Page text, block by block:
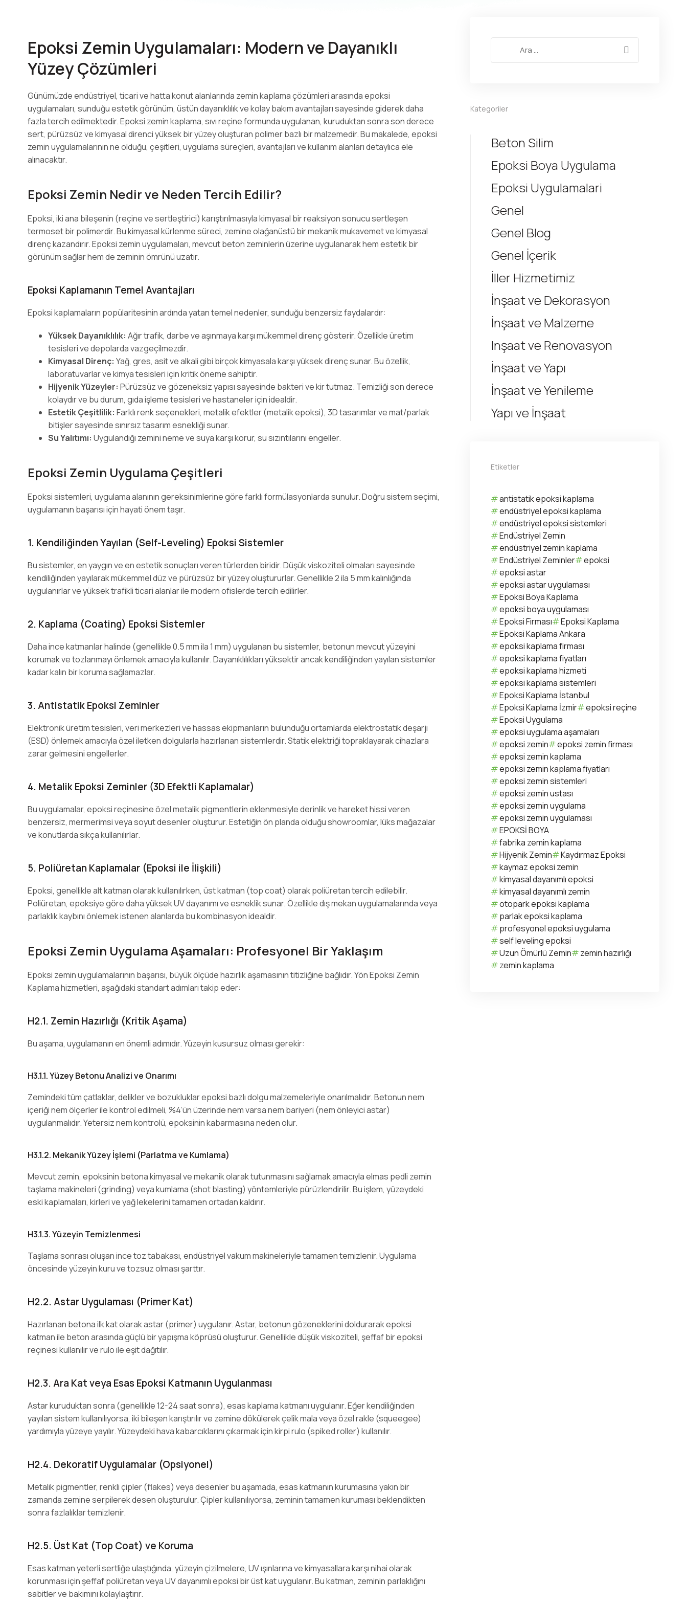
Epoksi Zemin Uygulamaları: Modern ve Dayanıklı
Yüzey Çözümleri
Günümüzde endüstriyel, ticari ve hatta konut alanlarında zemin kaplama çözümleri arasında epoksi
uygulamaları, sunduğu estetik görünüm, üstün dayanıklılık ve kolay bakım avantajları sayesinde giderek daha
fazla tercih edilmektedir. Epoksi zemin kaplama, sıvı reçine formunda uygulanan, kuruduktan sonra son derece
sert, pürüzsüz ve kimyasal direnci yüksek bir yüzey oluşturan polimer bazlı bir malzemedir. Bu makalede, epoksi
zemin uygulamalarının ne olduğu, çeşitleri, uygulama süreçleri, avantajları ve kullanım alanları detaylıca ele
alınacaktır.
Epoksi Zemin Nedir ve Neden Tercih Edilir?
Epoksi, iki ana bileşenin (reçine ve sertleştirici) karıştırılmasıyla kimyasal bir reaksiyon sonucu sertleşen
termoset bir polimerdir. Bu kimyasal kürlenme süreci, zemine olağanüstü bir mekanik mukavemet ve kimyasal
direnç kazandırır. Epoksi zemin uygulamaları, mevcut beton zeminlerin üzerine uygulanarak hem estetik bir
görünüm sağlar hem de zeminin ömrünü uzatır.
Epoksi Kaplamanın Temel Avantajları
Epoksi kaplamaların popülaritesinin ardında yatan temel nedenler, sunduğu benzersiz faydalardır:
Yüksek Dayanıklılık: Ağır trafik, darbe ve aşınmaya karşı mükemmel direnç gösterir. Özellikle üretim
tesisleri ve depolarda vazgeçilmezdir.
Kimyasal Direnç: Yağ, gres, asit ve alkali gibi birçok kimyasala karşı yüksek direnç sunar. Bu özellik,
laboratuvarlar ve kimya tesisleri için kritik öneme sahiptir.
Hijyenik Yüzeyler: Pürüzsüz ve gözeneksiz yapısı sayesinde bakteri ve kir tutmaz. Temizliği son derece
kolaydır ve bu durum, gıda işleme tesisleri ve hastaneler için idealdir.
Estetik Çeşitlilik: Farklı renk seçenekleri, metalik efektler (metalik epoksi), 3D tasarımlar ve mat/parlak
bitişler sayesinde sınırsız tasarım esnekliği sunar.
Su Yalıtımı: Uygulandığı zemini neme ve suya karşı korur, su sızıntılarını engeller.
Epoksi Zemin Uygulama Çeşitleri
Epoksi sistemleri, uygulama alanının gereksinimlerine göre farklı formülasyonlarda sunulur. Doğru sistem seçimi,
uygulamanın başarısı için hayati önem taşır.
1. Kendiliğinden Yayılan (Self-Leveling) Epoksi Sistemler
Bu sistemler, en yaygın ve en estetik sonuçları veren türlerden biridir. Düşük viskoziteli olmaları sayesinde
kendiliğinden yayılarak mükemmel düz ve pürüzsüz bir yüzey oluştururlar. Genellikle 2 ila 5 mm kalınlığında
uygulanırlar ve yüksek trafikli ticari alanlar ile modern ofislerde tercih edilirler.
2. Kaplama (Coating) Epoksi Sistemler
Daha ince katmanlar halinde (genellikle 0.5 mm ila 1 mm) uygulanan bu sistemler, betonun mevcut yüzeyini
korumak ve tozlanmayı önlemek amacıyla kullanılır. Dayanıklılıkları yüksektir ancak kendiliğinden yayılan sistemler
kadar kalın bir koruma sağlamazlar.
3. Antistatik Epoksi Zeminler
Elektronik üretim tesisleri, veri merkezleri ve hassas ekipmanların bulunduğu ortamlarda elektrostatik deşarjı
(ESD) önlemek amacıyla özel iletken dolgularla hazırlanan sistemlerdir. Statik elektriği topraklayarak cihazlara
zarar gelmesini engellerler.
4. Metalik Epoksi Zeminler (3D Efektli Kaplamalar)
Bu uygulamalar, epoksi reçinesine özel metalik pigmentlerin eklenmesiyle derinlik ve hareket hissi veren
benzersiz, mermerimsi veya soyut desenler oluşturur. Estetiğin ön planda olduğu showroomlar, lüks mağazalar
ve konutlarda sıkça kullanılırlar.
5. Poliüretan Kaplamalar (Epoksi ile İlişkili)
Epoksi, genellikle alt katman olarak kullanılırken, üst katman (top coat) olarak poliüretan tercih edilebilir.
Poliüretan, epoksiye göre daha yüksek UV dayanımı ve esneklik sunar. Özellikle dış mekan uygulamalarında veya
parlaklık kaybını önlemek istenen alanlarda bu kombinasyon idealdir.
Epoksi Zemin Uygulama Aşamaları: Profesyonel Bir Yaklaşım
Epoksi zemin uygulamalarının başarısı, büyük ölçüde hazırlık aşamasının titizliğine bağlıdır. Yön Epoksi Zemin
Kaplama hizmetleri, aşağıdaki standart adımları takip eder:
H2.1. Zemin Hazırlığı (Kritik Aşama)
Bu aşama, uygulamanın en önemli adımıdır. Yüzeyin kusursuz olması gerekir:
H3.1.1. Yüzey Betonu Analizi ve Onarımı
Zemindeki tüm çatlaklar, delikler ve bozukluklar epoksi bazlı dolgu malzemeleriyle onarılmalıdır. Betonun nem
içeriği nem ölçerler ile kontrol edilmeli, %4’ün üzerinde nem varsa nem bariyeri (nem önleyici astar)
uygulanmalıdır. Yetersiz nem kontrolü, epoksinin kabarmasına neden olur.
H3.1.2. Mekanik Yüzey İşlemi (Parlatma ve Kumlama)
Mevcut zemin, epoksinin betona kimyasal ve mekanik olarak tutunmasını sağlamak amacıyla elmas pedli zemin
taşlama makineleri (grinding) veya kumlama (shot blasting) yöntemleriyle pürüzlendirilir. Bu işlem, yüzeydeki
eski kaplamaları, kirleri ve yağ lekelerini tamamen ortadan kaldırır.
H3.1.3. Yüzeyin Temizlenmesi
Taşlama sonrası oluşan ince toz tabakası, endüstriyel vakum makineleriyle tamamen temizlenir. Uygulama
öncesinde yüzeyin kuru ve tozsuz olması şarttır.
H2.2. Astar Uygulaması (Primer Kat)
Hazırlanan betona ilk kat olarak astar (primer) uygulanır. Astar, betonun gözeneklerini doldurarak epoksi
katman ile beton arasında güçlü bir yapışma köprüsü oluşturur. Genellikle düşük viskoziteli, şeffaf bir epoksi
reçinesi kullanılır ve rulo ile eşit dağıtılır.
H2.3. Ara Kat veya Esas Epoksi Katmanın Uygulanması
Astar kuruduktan sonra (genellikle 12-24 saat sonra), esas kaplama katmanı uygulanır. Eğer kendiliğinden
yayılan sistem kullanılıyorsa, iki bileşen karıştırılır ve zemine dökülerek çelik mala veya özel rakle (squeegee)
yardımıyla yüzeye yayılır. Yüzeydeki hava kabarcıklarını çıkarmak için kirpi rulo (spiked roller) kullanılır.
H2.4. Dekoratif Uygulamalar (Opsiyonel)
Metalik pigmentler, renkli çipler (flakes) veya desenler bu aşamada, esas katmanın kurumasına yakın bir
zamanda zemine serpilerek desen oluşturulur. Çipler kullanılıyorsa, zeminin tamamen kuruması beklendikten
sonra fazlalıklar temizlenir.
H2.5. Üst Kat (Top Coat) ve Koruma
Esas katman yeterli sertliğe ulaştığında, yüzeyin çizilmelere, UV ışınlarına ve kimyasallara karşı nihai olarak
korunması için şeffaf poliüretan veya UV dayanımlı epoksi bir üst kat uygulanır. Bu katman, zeminin parlaklığını
sabitler ve bakımını kolaylaştırır.
Kategoriler
Beton Silim
Epoksi Boya Uygulama
Epoksi Uygulamalari
Genel
Genel Blog
Genel İçerik
İller Hizmetimiz
İnşaat ve Dekorasyon
İnşaat ve Malzeme
Inşaat ve Renovasyon
İnşaat ve Yapı
İnşaat ve Yenileme
Yapı ve İnşaat
Etiketler
antistatik epoksi kaplama
endüstriyel epoksi kaplama
endüstriyel epoksi sistemleri
Endüstriyel Zemin
endüstriyel zemin kaplama
Endüstriyel Zeminler
epoksi
epoksi astar
epoksi astar uygulaması
Epoksi Boya Kaplama
epoksi boya uygulaması
Epoksi Firması
Epoksi Kaplama
Epoksi Kaplama Ankara
epoksi kaplama firması
epoksi kaplama fiyatları
epoksi kaplama hizmeti
epoksi kaplama sistemleri
Epoksi Kaplama İstanbul
Epoksi Kaplama İzmir
epoksi reçine
Epoksi Uygulama
epoksi uygulama aşamaları
epoksi zemin
epoksi zemin firması
epoksi zemin kaplama
epoksi zemin kaplama fiyatları
epoksi zemin sistemleri
epoksi zemin ustası
epoksi zemin uygulama
epoksi zemin uygulaması
EPOKSİ BOYA
fabrika zemin kaplama
Hijyenik Zemin
Kaydırmaz Epoksi
kaymaz epoksi zemin
kimyasal dayanımlı epoksi
kimyasal dayanımlı zemin
otopark epoksi kaplama
parlak epoksi kaplama
profesyonel epoksi uygulama
self leveling epoksi
Uzun Ömürlü Zemin
zemin hazırlığı
zemin kaplama